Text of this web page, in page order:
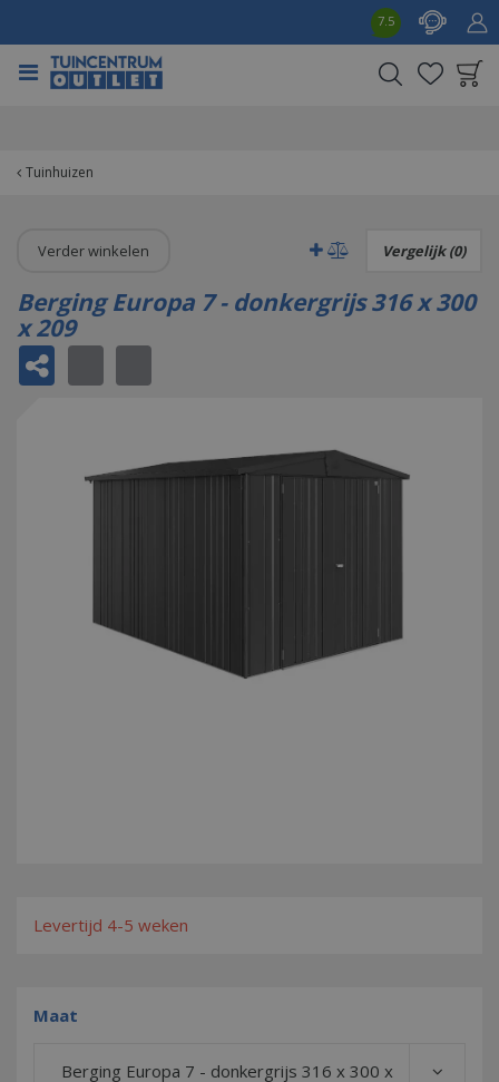
Tuinhuizen
7.5
Verder winkelen Vergelijk (0)
Berging Europa 7 - donkergrijs 316 x 300
x 209
Levertijd 4-5 weken
Maat
Berging Europa 7 - donkergrijs 316 x 300 x